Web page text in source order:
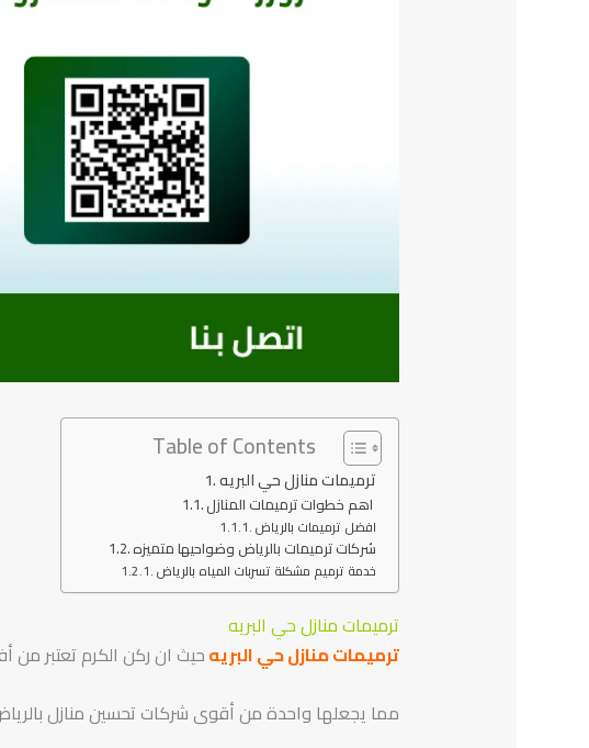
Table of Contents
ترميمات منازل حي البريه
افضل ترميمات بالرياض
شركات ترميمات بالرياض وضواحيها متميزه
خدمة ترميم مشكلة تسربات المياه بالرياض
ترميمات منازل حي البريه
ترميمات منازل حي البريهحيث ان ركن الكرم تعتبر من
مما يجعلها واحدة من أقوى شركات تحسين منازل